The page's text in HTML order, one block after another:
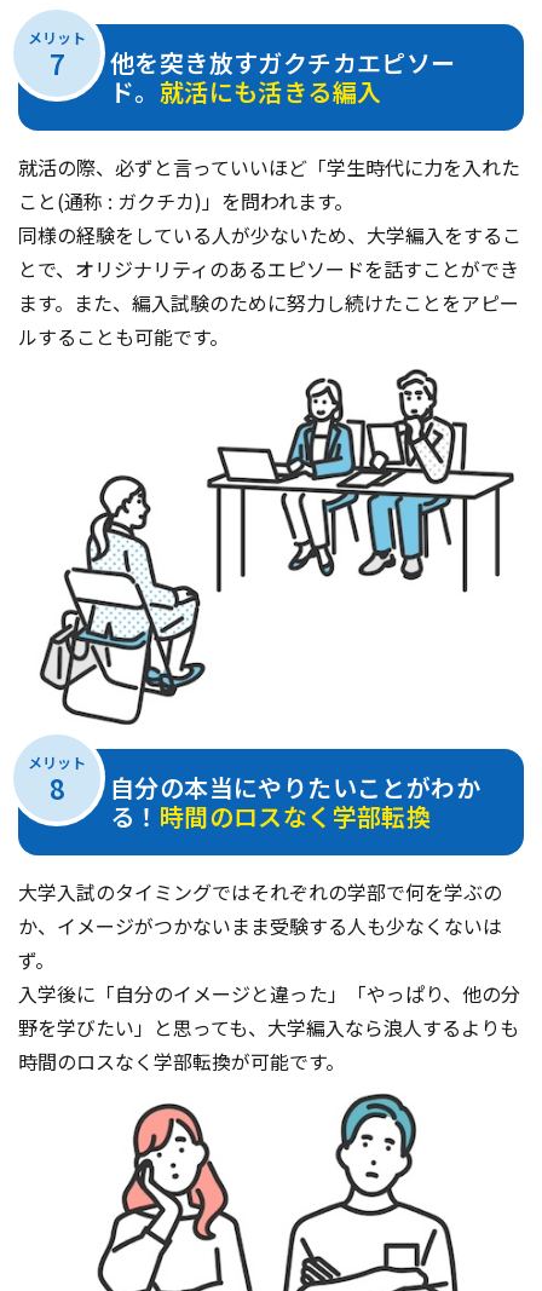
メリット
7
他を突き放すガクチカエピソー
ド。 就活にも活きる編入
就活の際、必ずと言っていいほど「学生時代に力を入れた
こと(通称 : ガクチカ)」を問われます。
同様の経験をしている人が少ないため、大学編入をするこ
とで、オリジナリティのあるエピソードを話すことができ
ます。また、編入試験のために努力し続けたことをアピー
ルすることも可能です。
メリット
8
自分の本当にやりたいことがわか
る！ 時間のロスなく学部転換
大学入試のタイミングではそれぞれの学部で何を学ぶの
か、イメージがつかないまま受験する人も少なくないは
ず。
入学後に「自分のイメージと違った」「やっぱり、他の分
野を学びたい」と思っても、大学編入なら浪人するよりも
時間のロスなく学部転換が可能です。